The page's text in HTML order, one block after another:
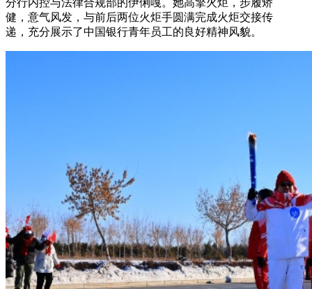
健，意气风发，与前后两位火炬手圆满完成火炬交接传
递，充分展示了中国银行青年员工的良好精神风貌。